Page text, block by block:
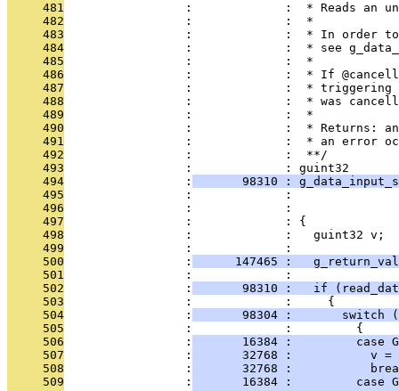
     481
:             :  * Reads an
     482
                 :             :  *
     483
:             :  * In order
     484
:             :  * see
     485
                 :             :  *
     486
:             :  * If
     487
:             :  *
     488
:             :  * was
     489
                 :             :  *
     490
:             :  * Returns:
     491
:             :  * an error
     492
                 :             :  **/
     493
                 :             : guint32
     494
                 :
98310 :
     495
:             :
     496
:             :
     497
                 :             : {
     498
                 :             :   guint32 v;
     499
                 :             :
     500
                 :
147465 :
     501
                 :             :
     502
                 :
98310 :   if
     503
                 :             :     {
     504
                 :
98304 :       switch
     505
                 :             :         {
     506
                 :
16384 :         case
     507
                 :
32768 :           v =
     508
                 :
32768 :
     509
                 :
16384 :         case